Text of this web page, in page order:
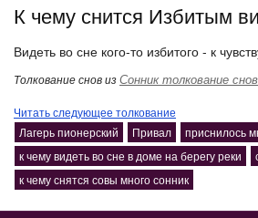
К чему снится Избитым
Видеть во сне кого-то избитого - к
Толкование снов изСонник толкование снов
Читать следующее толкование
Лагерь пионерский
Привал приснилось
к чему видеть во сне в доме на берегу реки
к чему снятся совы много сонник